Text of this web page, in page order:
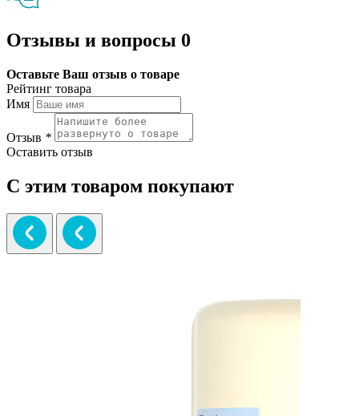
Отзывы и вопросы 0
Оставьте Ваш отзыв о товаре
Рейтинг товара
Имя
Отзыв *
Оставить отзыв
С этим товаром покупают